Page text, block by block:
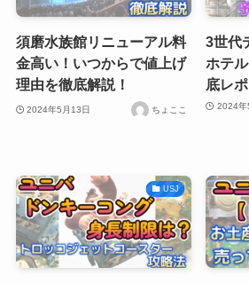
須磨水族館リニューアル料
金高い！いつからで値上げ
理由を徹底解説！
2024年5月13日 ちょここ
3世代
ホテ
底レ
2024年
USJ